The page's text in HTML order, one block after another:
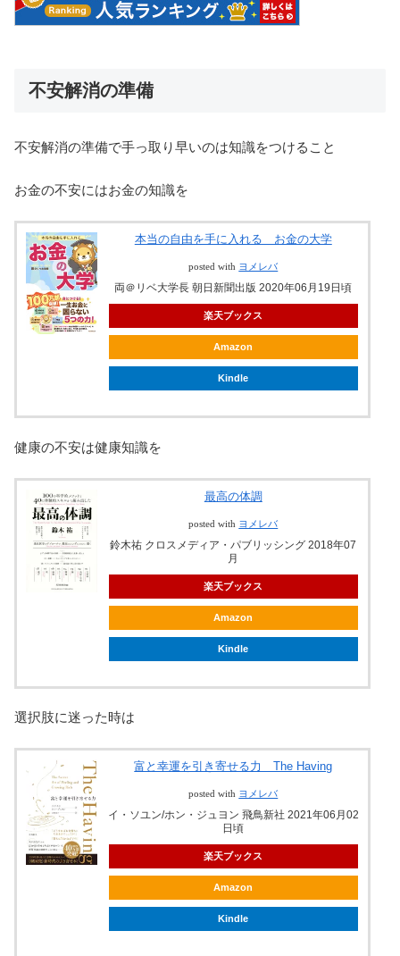
不安解消の準備
不安解消の準備で手っ取り早いのは知識をつけること
お金の不安にはお金の知識を
本当の自由を手に入れる お金の大学
posted with ヨメレバ
両＠リベ大学長 朝日新聞出版 2020年06月19日頃
楽天ブックス
Amazon
Kindle
健康の不安は健康知識を
最高の体調
posted with ヨメレバ
鈴木祐 クロスメディア・パブリッシング 2018年07
月
楽天ブックス
Amazon
Kindle
選択肢に迷った時は
富と幸運を引き寄せる力 The Having
posted with ヨメレバ
イ・ソユン/ホン・ジュヨン 飛鳥新社 2021年06月02
日頃
楽天ブックス
Amazon
Kindle